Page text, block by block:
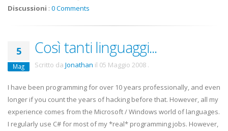
Discussioni : 0 Comments
5
Mag
Così tanti linguaggi...
Scritto da Jonathan il 05 Maggio 2008 .
I have been programming for over 10 years professionally, and even
longer if you count the years of hacking before that. However, all my
experience comes from the Microsoft / Windows world of languages.
I regularly use C# for most of my *real* programming jobs. However,